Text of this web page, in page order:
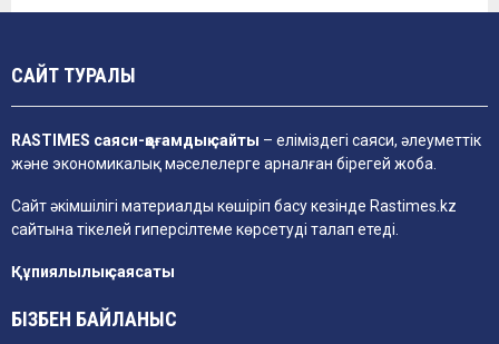
САЙТ ТУРАЛЫ
RASTIMES саяси-қоғамдық сайты – еліміздегі саяси, әлеуметтік
және экономикалық мәселелерге арналған бірегей жоба.
Сайт әкімшілігі материалды көшіріп басу кезінде Rastimes.kz
сайтына тікелей гиперсілтеме көрсетуді талап етеді.
Құпиялылық саясаты
БІЗБЕН БАЙЛАНЫС